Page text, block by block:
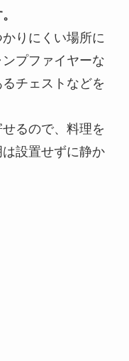
りにくい場所に
プファイヤーな
チェストなどを
るので、料理を
設置せずに静か